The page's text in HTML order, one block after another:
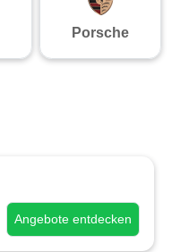
Porsche
Angebote entdecken